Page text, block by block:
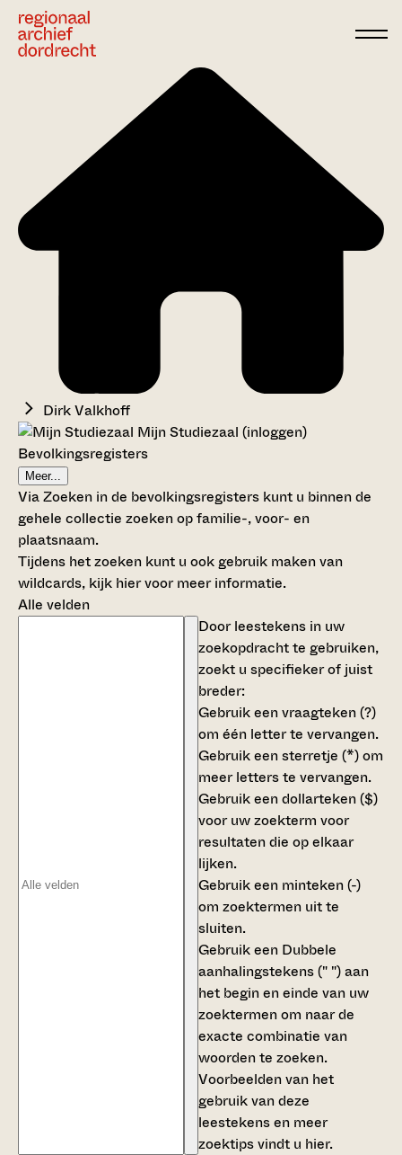
Dirk Valkhoff
Mijn Studiezaal (inloggen)
Bevolkingsregisters
Meer...
Via Zoeken in de bevolkingsregisters kunt u binnen de
gehele collectie zoeken op familie-, voor- en
plaatsnaam.
Tijdens het zoeken kunt u ook gebruik maken van
wildcards, kijk hier voor meer informatie.
Alle velden
Door leestekens in uw
zoekopdracht te gebruiken,
zoekt u specifieker of juist
breder:
Gebruik eenvraagteken (?)
om één letter te vervangen.
Gebruik eensterretje (*)om
meer letters te vervangen.
Gebruik eendollarteken ($)
voor uw zoekterm voor
resultaten die op elkaar
lijken.
Gebruik een minteken (-)
om zoektermen uit te
sluiten.
Gebruik een Dubbele
aanhalingstekens (" ")aan
het begin en einde van uw
zoektermen om naar de
exacte combinatie van
woorden te zoeken.
Voorbeelden van het
gebruik van deze
leestekens en meer
zoektips vindt u hier.